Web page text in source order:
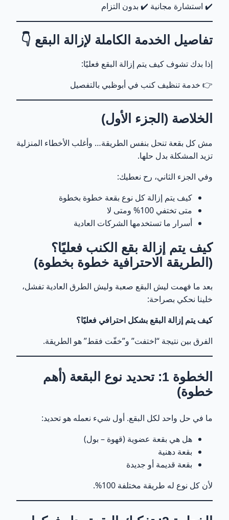
✔️ استشارة مجانية ✔️ بدون التزام
تفاصيل الخدمة الكاملة لإزالة البقع 👇
إذا بدك تشوف كيف يتم إزالة البقع فعليًا:
👉 خدمة تنظيف كنب في أبوظبي بالتفصيل
الخلاصة (الجزء الأول)
مش كل بقعة تنحل بنفس الطريقة… وأغلب الأخطاء المنزلية
تزيد المشكلة بدل حلها.
وفي الجزء الثاني، رح نعطيك:
كيف يتم إزالة كل نوع بقعة خطوة بخطوة
متى تختفي 100% ومتى لا
أسرار ما تستخدمها الشركات العادية
كيف يتم إزالة بقع الكنب فعليًا؟
(الطريقة الاحترافية خطوة بخطوة)
بعد ما فهمت ليش البقع صعبة وليش الطرق العادية تفشل،
خلينا نحكي بصراحة:
كيف يتم إزالة البقع بشكل احترافي فعليًا؟
الفرق بين نتيجة “اختفت” و”خفّت فقط” هو الطريقة.
الخطوة 1: تحديد نوع البقعة (أهم
خطوة)
ما في حل واحد لكل البقع. أول شيء نعمله هو تحديد:
هل هي بقعة عضوية (قهوة – بول)
بقعة دهنية
بقعة قديمة أو جديدة
لأن كل نوع له طريقة مختلفة 100%.